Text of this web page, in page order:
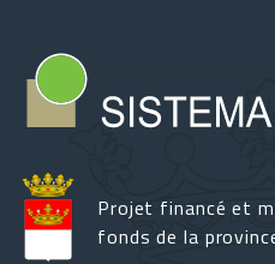
Projet financé et
fonds de la